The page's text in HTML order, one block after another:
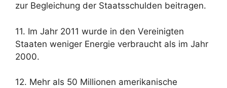
zur Begleichung der Staatsschulden beitragen.
11. Im Jahr 2011 wurde in den Vereinigten
Staaten weniger Energie verbraucht als im Jahr
2000.
12. Mehr als 50 Millionen amerikanische